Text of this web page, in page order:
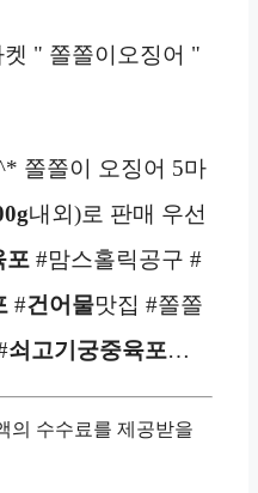
" 쫄쫄이오징어 "
쫄쫄이 오징어 5마
내외)로 판매 우선
포 #맘스홀릭공구 #
#건어물맛집 #쫄쫄
쇠고기궁중육포…
의 수수료를 제공받을